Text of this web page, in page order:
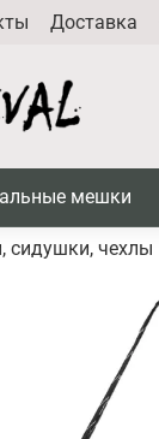
Доставка
мешки
сидушки, чехлы